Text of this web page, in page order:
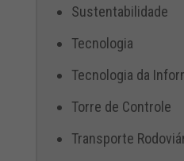
Sustentabilidade
Tecnologia
Tecnologia da
Torre de Controle
Transporte